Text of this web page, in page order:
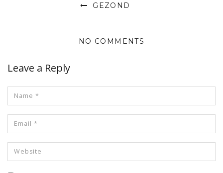
GEZOND
NO COMMENTS
Leave a Reply